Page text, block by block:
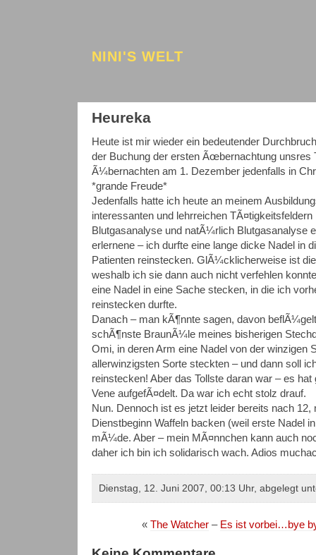
NINI'S WELT
Heureka
Heute ist mir wieder ein bedeutender
der Buchung der ersten Ãœbernachtung unsres
Ã¼bernachten am 1. Dezember jedenfalls in
*grande Freude*
Jedenfalls hatte ich heute an meinem
interessanten und lehrreichen
Blutgasanalyse und natÃ¼rlich Blutgasanalyse
erlernene – ich durfte eine lange dicke Nadel in
Patienten reinstecken. GlÃ¼cklicherweise ist
weshalb ich sie dann auch nicht verfehlen
eine Nadel in eine Sache stecken, in die ich
reinstecken durfte.
Danach – man kÃ¶nnte sagen, davon
schÃ¶nste BraunÃ¼le meines bisherigen
Omi, in deren Arm eine Nadel von der winzigen
allerwinzigsten Sorte steckten – und dann soll
reinstecken! Aber das Tollste daran war – es
Vene aufgefÃ¤delt. Da war ich echt stolz drauf.
Nun. Dennoch ist es jetzt leider bereits nach
Dienstbeginn Waffeln backen (weil erste Nadel
mÃ¼de. Aber – mein MÃ¤nnchen kann auch
daher ich bin ich solidarisch wach. Adios
Dienstag, 12. Juni 2007, 00:13 Uhr, abgelegt
« The Watcher – Es ist vorbei…bye